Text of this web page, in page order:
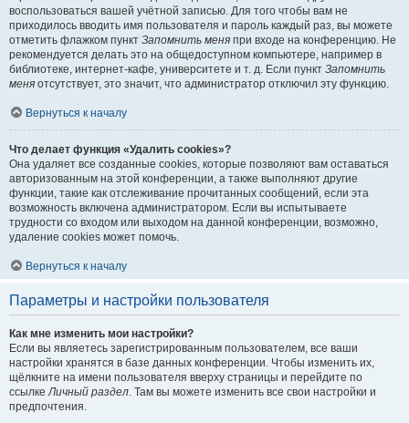
воспользоваться вашей учётной записью. Для того чтобы вам не
приходилось вводить имя пользователя и пароль каждый раз, вы можете
отметить флажком пункт Запомнить меня при входе на конференцию. Не
рекомендуется делать это на общедоступном компьютере, например в
библиотеке, интернет-кафе, университете и т. д. Если пункт Запомнить
меня отсутствует, это значит, что администратор отключил эту функцию.
Вернуться к началу
Что делает функция «Удалить cookies»?
Она удаляет все созданные cookies, которые позволяют вам оставаться
авторизованным на этой конференции, а также выполняют другие
функции, такие как отслеживание прочитанных сообщений, если эта
возможность включена администратором. Если вы испытываете
трудности со входом или выходом на данной конференции, возможно,
удаление cookies может помочь.
Вернуться к началу
Параметры и настройки пользователя
Как мне изменить мои настройки?
Если вы являетесь зарегистрированным пользователем, все ваши
настройки хранятся в базе данных конференции. Чтобы изменить их,
щёлкните на имени пользователя вверху страницы и перейдите по
ссылкеЛичный раздел. Там вы можете изменить все свои настройки и
предпочтения.